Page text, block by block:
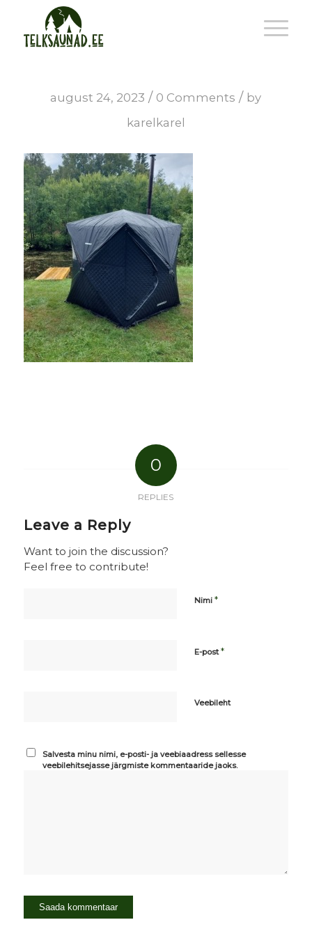
august 24, 2023 / 0 Comments / by
karelkarel
0
REPLIES
Leave a Reply
Want to join the discussion?
Feel free to contribute!
Nimi *
E-post*
Veebileht
Salvesta minu nimi, e-posti- ja veebiaadress sellesse
veebilehitsejasse järgmiste kommentaaride jaoks.